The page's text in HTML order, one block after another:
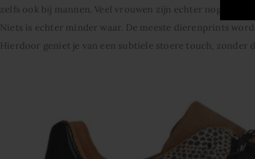
zelfs ook bij mannen. Veel vrouwen zijn echter nog
Niets is echter minder waar. De meeste dierenprints
Hierdoor geniet je van een subtiele stoere touch, zonder